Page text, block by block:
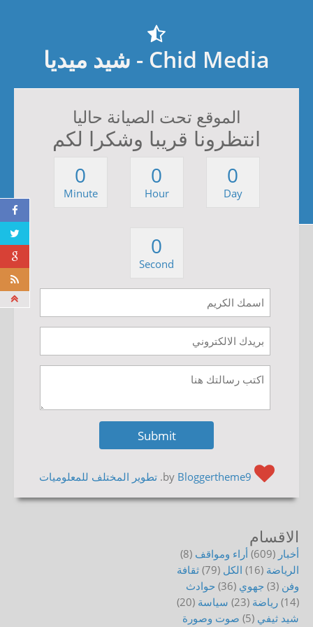
Chid Media - شيد ميديا
الموقع تحت الصيانة حاليا
انتظرونا قريبا وشكرا لكم
0
Day
0
Hour
0
Minute
0
Second
Bloggertheme9
.تطوير المختلف للمعلوميات
الاقسام
أخبار (609) أراء ومواقف (8)
الرياضة (16) الكل (79) ثقافة
وفن (3) جهوي (36) حوادث
(14) رياضة (23) سياسة (20)
شيد ثيفي (5) صوت وصورة